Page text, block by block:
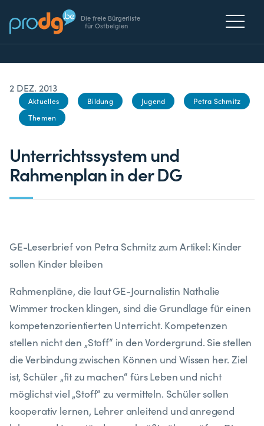
Die freie Bürgerliste
für Ostbelgien
2 DEZ. 2013
Aktuelles Bildung Jugend
Petra Schmitz
Themen
Unterrichtssystem und
Rahmenplan in der DG
GE-Leserbrief von Petra Schmitz zum Artikel: Kinder
sollen Kinder bleiben
Rahmenpläne, die laut GE-Journalistin Nathalie
Wimmer trocken klingen, sind die Grundlage für einen
kompetenzorientierten Unterricht. Kompetenzen
stellen nicht den „Stoff“ in den Vordergrund. Sie stellen
die Verbindung zwischen Können und Wissen her. Ziel
ist, Schüler „fit zu machen“ fürs Leben und nicht
möglichst viel „Stoff“ zu vermitteln. Schüler sollen
kooperativ lernen, Lehrer anleitend und anregend